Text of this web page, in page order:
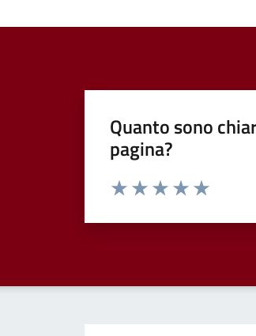
Quanto sono
pagina?
Valuta da 1 a 5 stelle la pagina